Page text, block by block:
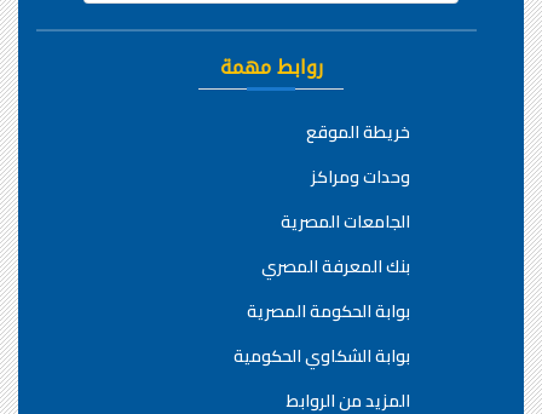
روابط مهمة
خريطة الموقع
وحدات ومراكز
الجامعات المصرية
بنك المعرفة المصري
بوابة الحكومة المصرية
بوابة الشكاوي الحكومية
المزيد من الروابط